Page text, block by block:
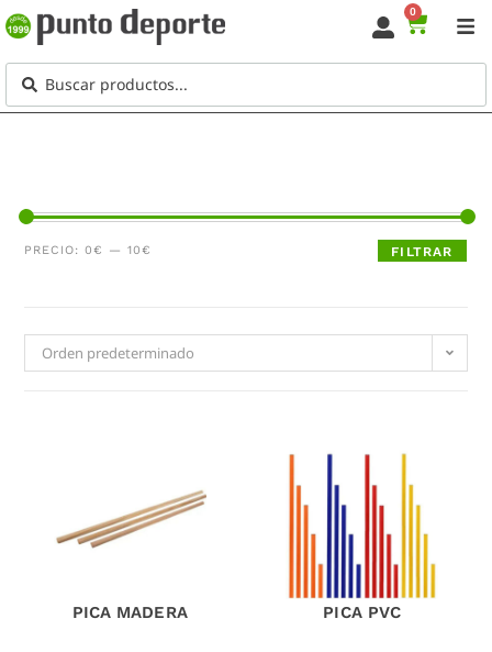
0
FILTRAR
PRECIO:0€ —10€
Orden predeterminado
PICA MADERA PICA PVC